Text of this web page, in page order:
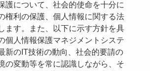
護について、社会的使命を十分に
権利の保護、個人情報に関する法
ます。また、以下に示す方針を具
個人情報保護マネジメントシステ
新のIT技術の動向、社会的要請の
の変動等を常に認識しながら、そ